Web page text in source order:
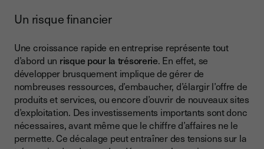
Structurer les ressources humaines
Suivre les indicateurs clés
Conclusion
Un risque financier
Une croissance rapide en entreprise représente tout
d’abord un risque pour la trésorerie. En effet, se
développer brusquement implique de gérer de
nombreuses ressources, d’embaucher, d’élargir l’offre de
produits et services, ou encore d’ouvrir de nouveaux sites
d’exploitation. Des investissements importants sont donc
nécessaires, avant même que le chiffre d’affaires ne le
permette. Ce décalage peut entraîner des tensions sur la